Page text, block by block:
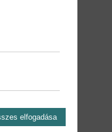
elfogadása